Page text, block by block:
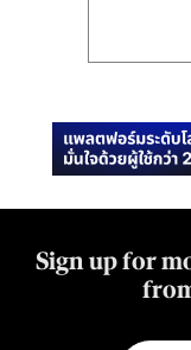
Sign up for